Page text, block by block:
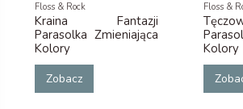
Floss & Rock
Kraina Fantazji
Parasolka Zmieniająca
Kolory
Zobacz
Floss &
Kolory